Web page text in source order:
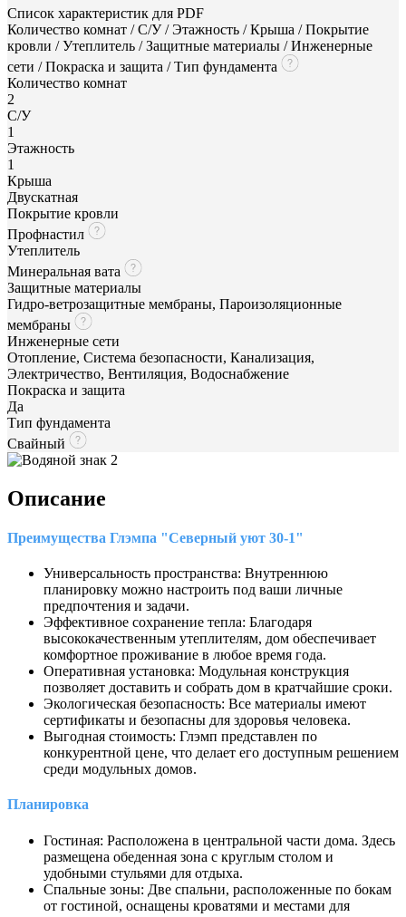
Список характеристик для PDF
Количество комнат / С/У / Этажность / Крыша / Покрытие
кровли / Утеплитель / Защитные материалы / Инженерные
сети / Покраска и защита / Тип фундамента
Количество комнат
2
С/У
1
Этажность
1
Крыша
Двускатная
Покрытие кровли
Профнастил
Утеплитель
Минеральная вата
Защитные материалы
Гидро-ветрозащитные мембраны, Пароизоляционные
мембраны
Инженерные сети
Отопление, Система безопасности, Канализация,
Электричество, Вентиляция, Водоснабжение
Покраска и защита
Да
Тип фундамента
Свайный
Описание
Преимущества Глэмпа "Северный уют 30-1"
Универсальность пространства: Внутреннюю
планировку можно настроить под ваши личные
предпочтения и задачи.
Эффективное сохранение тепла: Благодаря
высококачественным утеплителям, дом обеспечивает
комфортное проживание в любое время года.
Оперативная установка: Модульная конструкция
позволяет доставить и собрать дом в кратчайшие сроки.
Экологическая безопасность: Все материалы имеют
сертификаты и безопасны для здоровья человека.
Выгодная стоимость: Глэмп представлен по
конкурентной цене, что делает его доступным решением
среди модульных домов.
Планировка
Гостиная: Расположена в центральной части дома. Здесь
размещена обеденная зона с круглым столом и
удобными стульями для отдыха.
Спальные зоны: Две спальни, расположенные по бокам
от гостиной, оснащены кроватями и местами для